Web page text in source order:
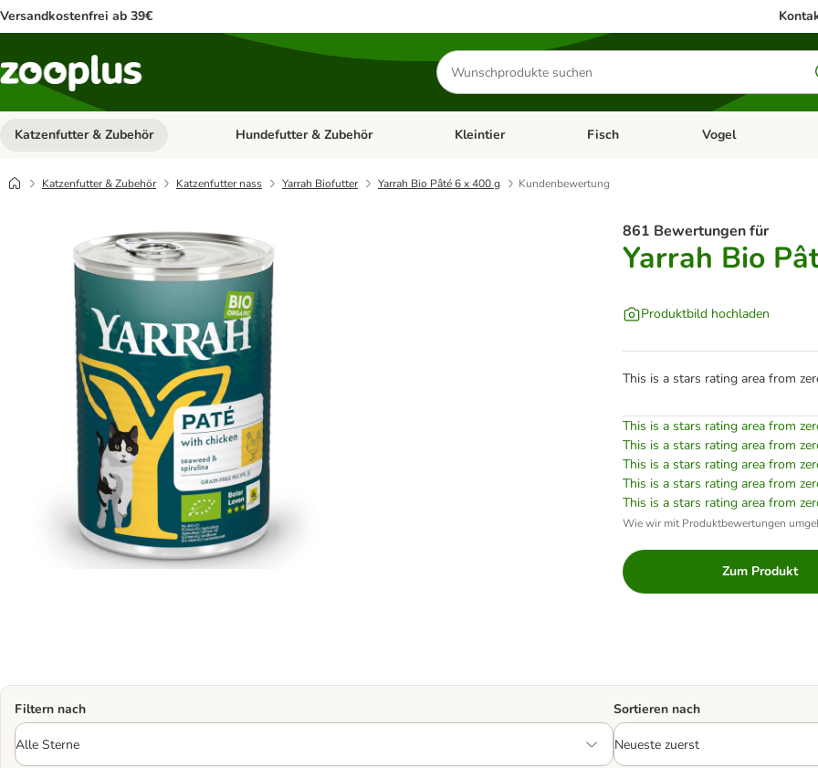
Versandkostenfrei ab 39€
Produkte
suchen
Katzenfutter & Zubehör Kategorie-Menü öffnen: Katzenfutter & Zubehör
Hundefutter & Zubehör Kategorie-Menü öffnen: Hundefutter & Zubehör
Kleintier Kategorie-Menü öffnen: Kleintier
Fisch Kategorie-Menü
Vogel
Katzenfutter & Zubehör Katzenfutter nass Yarrah Biofutter Yarrah Bio Pâté 6 x 400 g Kundenbewertung
861 Bewertungen für
Yarrah Bio
Produktbild hochladen
This is a stars rating area from
This is a stars rating area from
This is a stars rating area from
This is a stars rating area from
This is a stars rating area from
This is a stars rating area from
Wie wir mit Produktbewertungen
Zum Produkt
Filtern nach Sortieren nach